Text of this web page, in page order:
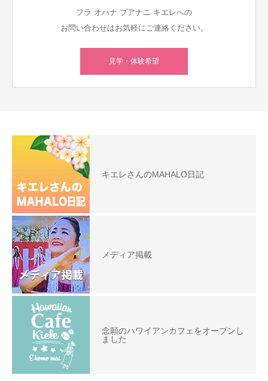
フラ オハナ プアナニ キエレへの
お問い合わせはお気軽にご連絡ください。
見学・体験希望
キエレさんのMAHALO日記
メディア掲載
念願のハワイアンカフェをオープンし
ました